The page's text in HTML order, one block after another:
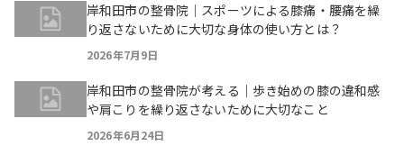
岸和田市の整骨院｜スポーツによる膝痛・腰痛を繰
り返さないために大切な身体の使い方とは？
2026年7月9日
岸和田市の整骨院が考える｜歩き始めの膝の違和感
や肩こりを繰り返さないために大切なこと
2026年6月24日